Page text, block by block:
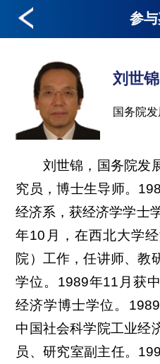
参
刘世锦
国务院
刘世锦，国务院发展
究员，博士生导师。
经济系，获经济学学士
年10月，在西北大学
院）工作，任讲师、教
学位。1989年11月获
经济学博士学位。
中国社会科学院工业经
员、研究室副主任。